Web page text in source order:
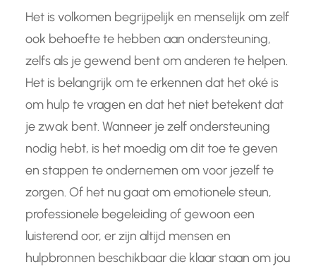
Het is volkomen begrijpelijk en menselijk om zelf
ook behoefte te hebben aan ondersteuning,
zelfs als je gewend bent om anderen te helpen.
Het is belangrijk om te erkennen dat het oké is
om hulp te vragen en dat het niet betekent dat
je zwak bent. Wanneer je zelf ondersteuning
nodig hebt, is het moedig om dit toe te geven
en stappen te ondernemen om voor jezelf te
zorgen. Of het nu gaat om emotionele steun,
professionele begeleiding of gewoon een
luisterend oor, er zijn altijd mensen en
hulpbronnen beschikbaar die klaar staan om jou